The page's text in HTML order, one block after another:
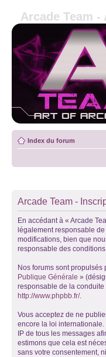
Arcade Team
Index du forum
Arcade Team -
En accédant à « Arcade
légalement responsable
modifications, bien que
responsable des
Nos forums sont
Publique Générale »
responsable de la conduite
http://www.phpbb.fr/.
Vous acceptez de ne
encore la loi internationale.
IP de tous les messages
estimons que cela est
sans votre consentement,